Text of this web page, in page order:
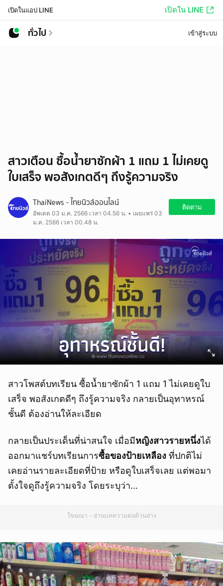
เปิดในแอป LINE เปิดใน LINE
ทั่วไป เข้าสู่ระบบ
สาวเตือน ซื้อน้ำยาซักผ้า 1 แถม 1 ไม่เคยดู
ใบเสร็จ พอสังเกตดีๆ ถึงรู้ความจริง
ThaiNews - ไทยนิวส์ออนไลน์
อัพเดต 03 ม.ค. 2566 เวลา 04.56 น. • เผยแพร่ 03
ม.ค. 2566 เวลา 00.48 น.
ติดตาม
สาวโพสต์บทเรียน ซื้อน้ำยาซักผ้า 1 แถม 1 ไม่เคยดูใบ
เสร็จ พอสังเกตดีๆ ถึงรู้ความจริง กลายเป็นอุทาหรณ์
ชั้นดี ต้องอ่านให้ละเอียด
กลายเป็นประเด็นที่น่าสนใจ เมื่อมีหญิงสาวรายหนึ่งได้
ออกมาแชร์บทเรียนการซื้อของป้ายเหลือง ที่ปกติไม่
เคยอ่านรายละเอียดที่ป้าย หรือดูใบเสร็จเลย แต่พอมา
ตั้งใจดูถึงรู้ความจริง โดยระบุว่า…
โฆษณา - อ่านบทความต่อด้านล่าง